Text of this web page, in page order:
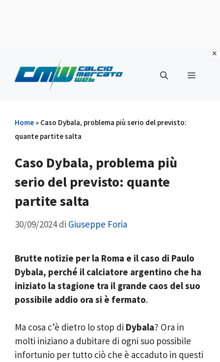
contenuto
Menu
Home » Caso Dybala, problema più serio del previsto:
quante partite salta
Caso Dybala, problema più
serio del previsto: quante
partite salta
30/09/2024 di Giuseppe Foria
Brutte notizie per la Roma e il caso di Paulo
Dybala, perché il calciatore argentino che ha
iniziato la stagione tra il grande caos del suo
possibile addio ora si è fermato.
Ma cosa c’è dietro lo stop di Dybala? Ora in
molti iniziano a dubitare di ogni suo possibile
infortunio per tutto ciò che è accaduto in questi